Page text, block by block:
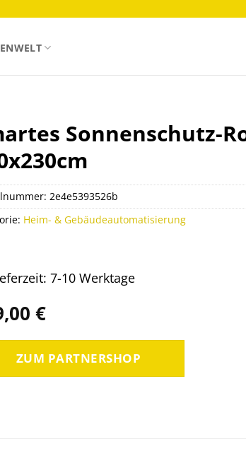
Sonnenschutz-
€
7-10 Werktage
ZUM PARTNERSHOP
2e4e5393526b
Heim- & Gebäudeautomatisierung